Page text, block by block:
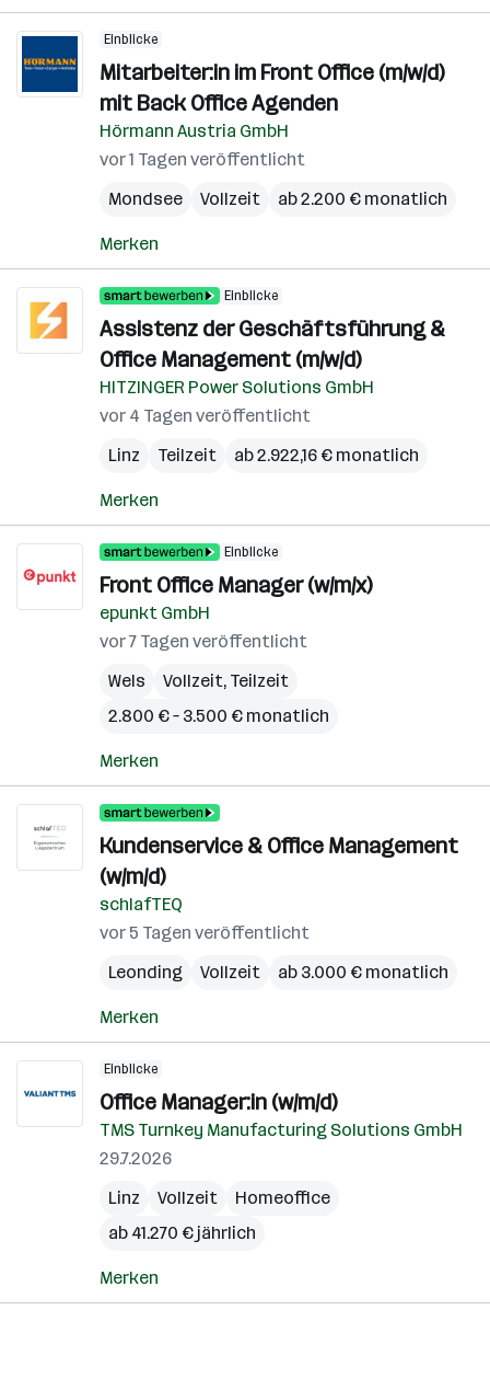
Einblicke
Mitarbeiter:in im Front Office (m/w/d)
mit Back Office Agenden
Hörmann Austria GmbH
vor 1 Tagen veröffentlicht
Mondsee
Vollzeit ab 2.200 € monatlich
Merken
Einblicke
Assistenz der Geschäftsführung &
Office Management (m/w/d)
HITZINGER Power Solutions GmbH
vor 4 Tagen veröffentlicht
Linz
Teilzeit ab 2.922,16 € monatlich
Merken
Einblicke
Front Office Manager (w/m/x)
epunkt GmbH
vor 7 Tagen veröffentlicht
Wels
Vollzeit, Teilzeit
2.800 € – 3.500 € monatlich
Merken
Kundenservice & Office Management
(w/m/d)
schlafTEQ
vor 5 Tagen veröffentlicht
Leonding
Vollzeit ab 3.000 € monatlich
Merken
Einblicke
Office Manager:in (w/m/d)
TMS Turnkey Manufacturing Solutions GmbH
29.7.2026
Linz
Vollzeit
Homeoffice
ab 41.270 € jährlich
Merken